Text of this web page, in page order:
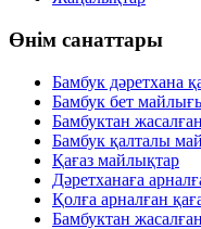
Өнім санаттары
Бамбук дәретхана
Бамбук бет
Бамбуктан жасалған
Бамбук қалталы
Қағаз майлықтар
Дәретханаға
Қолға арналған
Бамбуктан